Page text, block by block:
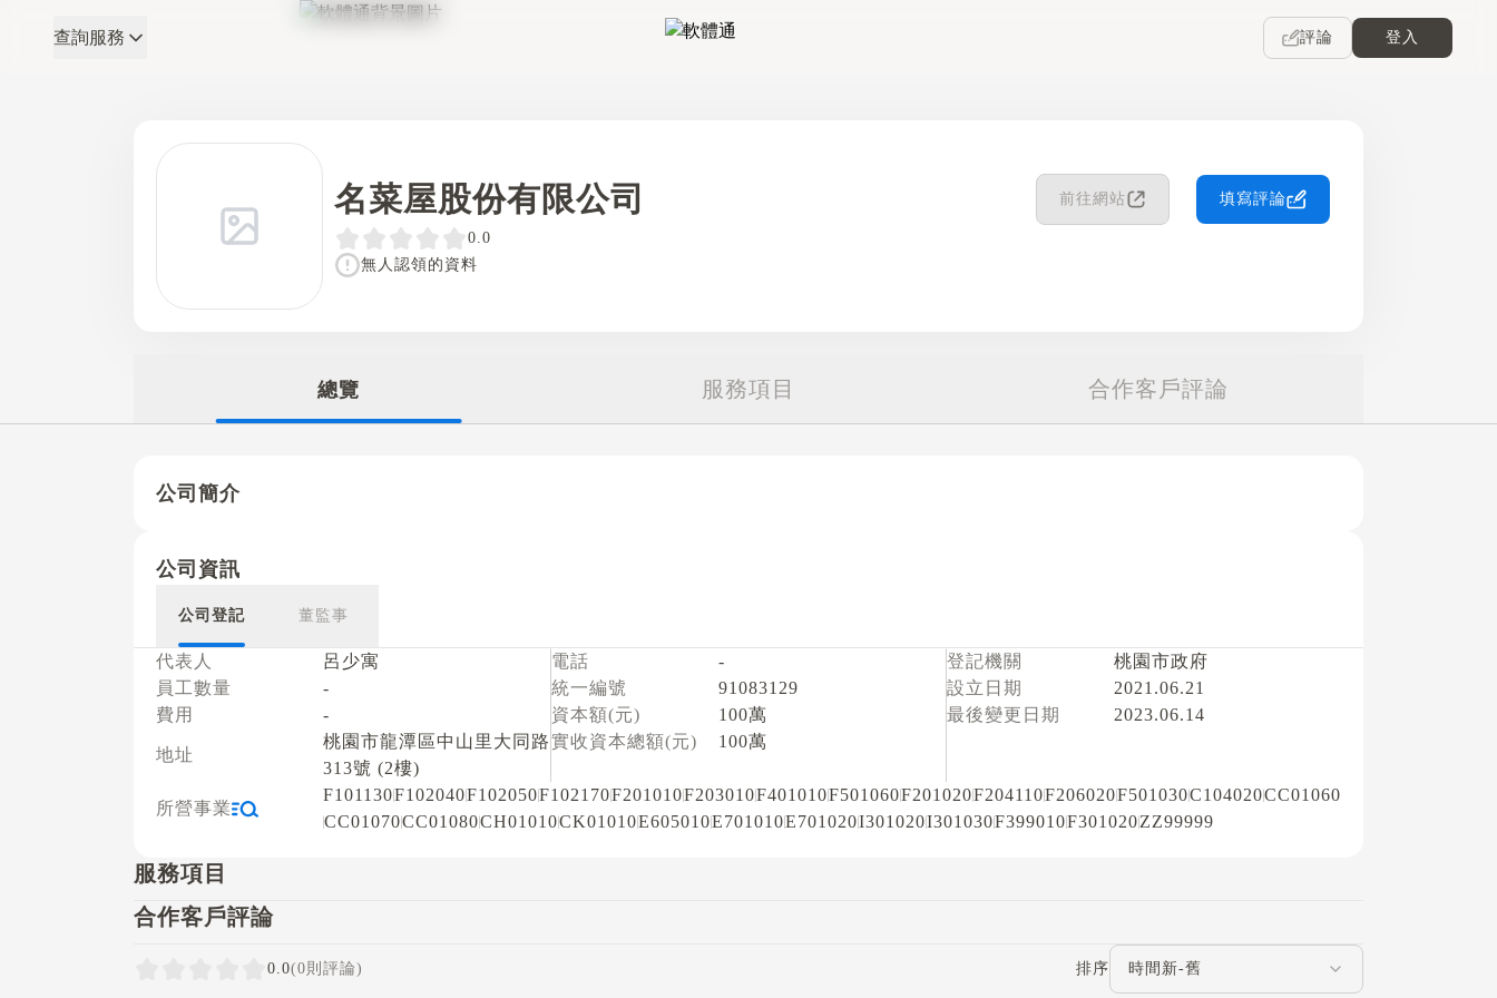
軟體通
查詢服務 評論 登入
名菜屋股份有限公司 前往網站 填寫評論
0.0
無人認領的資料
總覽 服務項目 合作客戶評論
公司簡介
公司資訊
公司登記 董監事
代表人
呂少寓
員工數量
-
費用
-
地址
桃園市龍潭區中山里大同路
313號 (2樓)
電話
-
統一編號
91083129
資本額(元)
100萬
實收資本總額(元)
100萬
登記機關
桃園市政府
設立日期
2021.06.21
最後變更日期
2023.06.14
所營事業
F101130F102040F102050F102170F201010F203010F401010F501060F201020F204110F206020F501030C104020CC01060
CC01070CC01080CH01010CK01010E605010E701010E701020I301020I301030F399010F301020ZZ99999
服務項目
合作客戶評論
0.0(0則評論) 排序
評論排序